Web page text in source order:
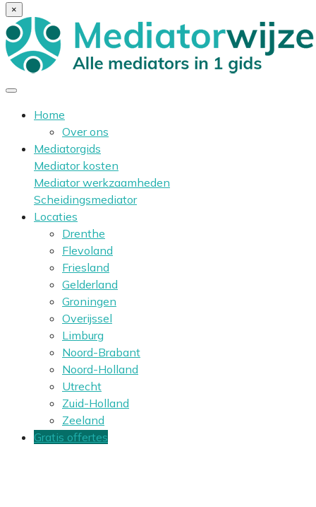
×
Home
Over ons
Mediatorgids
Mediator kosten
Mediator werkzaamheden
Scheidingsmediator
Locaties
Drenthe
Flevoland
Friesland
Gelderland
Groningen
Overijssel
Limburg
Noord-Brabant
Noord-Holland
Utrecht
Zuid-Holland
Zeeland
Gratis offertes